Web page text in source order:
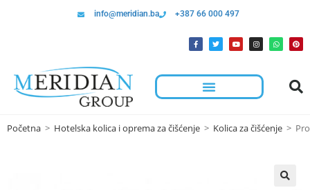
info@meridian.ba +387 66 000 497
Početna > Hotelska kolica i oprema za čišćenje > Kolica za čišćenje >